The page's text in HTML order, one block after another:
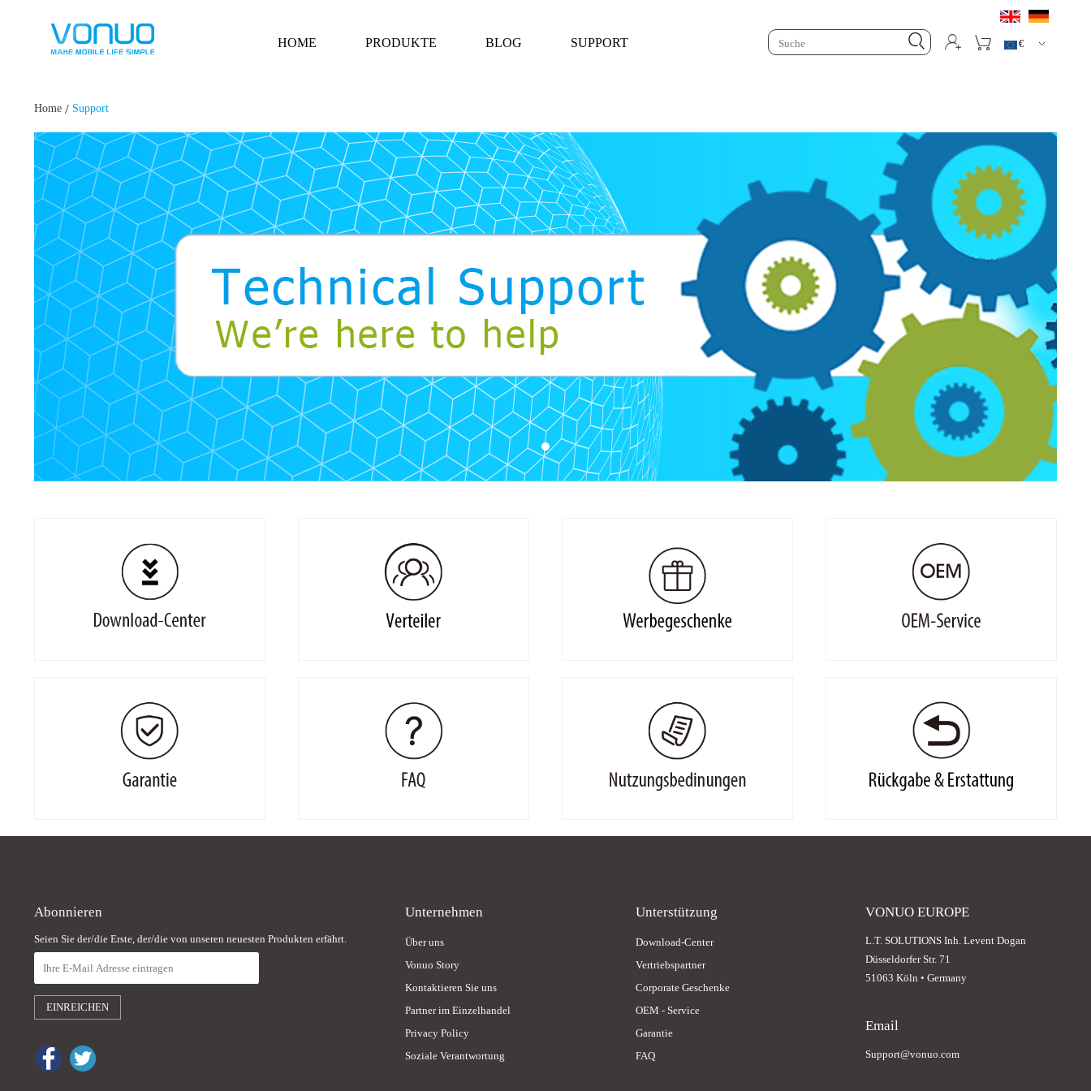
HOME PRODUKTE BLOG SUPPORT    €
Home / Support
Abonnieren
Seien Sie der/die Erste, der/die von unseren neuesten Produkten erfährt.
EINREICHEN
Unternehmen
Über uns
Vonuo Story
Kontaktieren Sie uns
Partner im Einzelhandel
Privacy Policy
Soziale Verantwortung
Unterstützung
Download-Center
Vertriebspartner
Corporate Geschenke
OEM - Service
Garantie
FAQ
VONUO EUROPE
L.T. SOLUTIONS Inh. Levent Dogan
Düsseldorfer Str. 71
51063 Köln • Germany
Email
Support@vonuo.com